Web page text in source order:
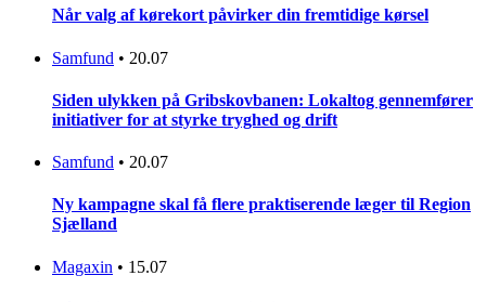
Når valg af kørekort påvirker din fremtidige kørsel
Samfund • 20.07
Siden ulykken på Gribskovbanen: Lokaltog gennemfører
initiativer for at styrke tryghed og drift
Samfund • 20.07
Ny kampagne skal få flere praktiserende læger til Region
Sjælland
Magaxin • 15.07